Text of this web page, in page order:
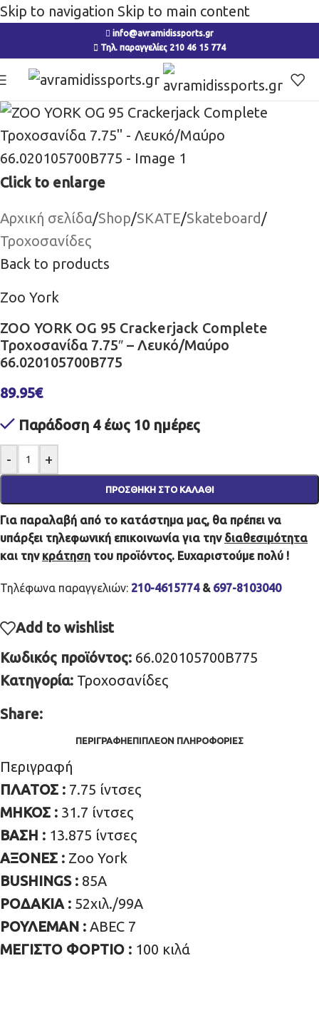
Skip to navigation Skip to main content
info@avramidissports.gr
Τηλ. παραγγελίες 210 46 15 774
Click to enlarge
Αρχική σελίδα/Shop/SKATE/Skateboard/
Τροχοσανίδες
Back to products
Zoo York
ZOO YORK OG 95 Crackerjack Complete
Τροχοσανίδα 7.75″ – Λευκό/Μαύρο
66.020105700B775
89.95€
Παράδοση 4 έως 10 ημέρες
- +
ΠΡΟΣΘΉΚΗ ΣΤΟ ΚΑΛΆΘΙ
Για παραλαβή από το κατάστημα μας, θα πρέπει να
υπάρξει τηλεφωνική επικοινωνία για την διαθεσιμότητα
και την κράτηση του προϊόντος. Ευχαριστούμε πολύ !
Τηλέφωνα παραγγελιών: 210-4615774& 697-8103040
Add to wishlist
Κωδικός προϊόντος: 66.020105700B775
Κατηγορία: Τροχοσανίδες
Share:
ΠΕΡΙΓΡΑΦΉΕΠΙΠΛΈΟΝ ΠΛΗΡΟΦΟΡΊΕΣ
Περιγραφή
ΠΛΑΤΟΣ : 7.75 ίντσες
ΜΗΚΟΣ : 31.7 ίντσες
ΒΑΣΗ : 13.875 ίντσες
ΑΞΟΝΕΣ : Zoo York
BUSHINGS : 85A
ΡΟΔΑΚΙΑ : 52χιλ./99A
ΡΟΥΛΕΜΑΝ : ΑBEC 7
ΜΕΓΙΣΤΟ ΦΟΡΤΙΟ : 100 κιλά